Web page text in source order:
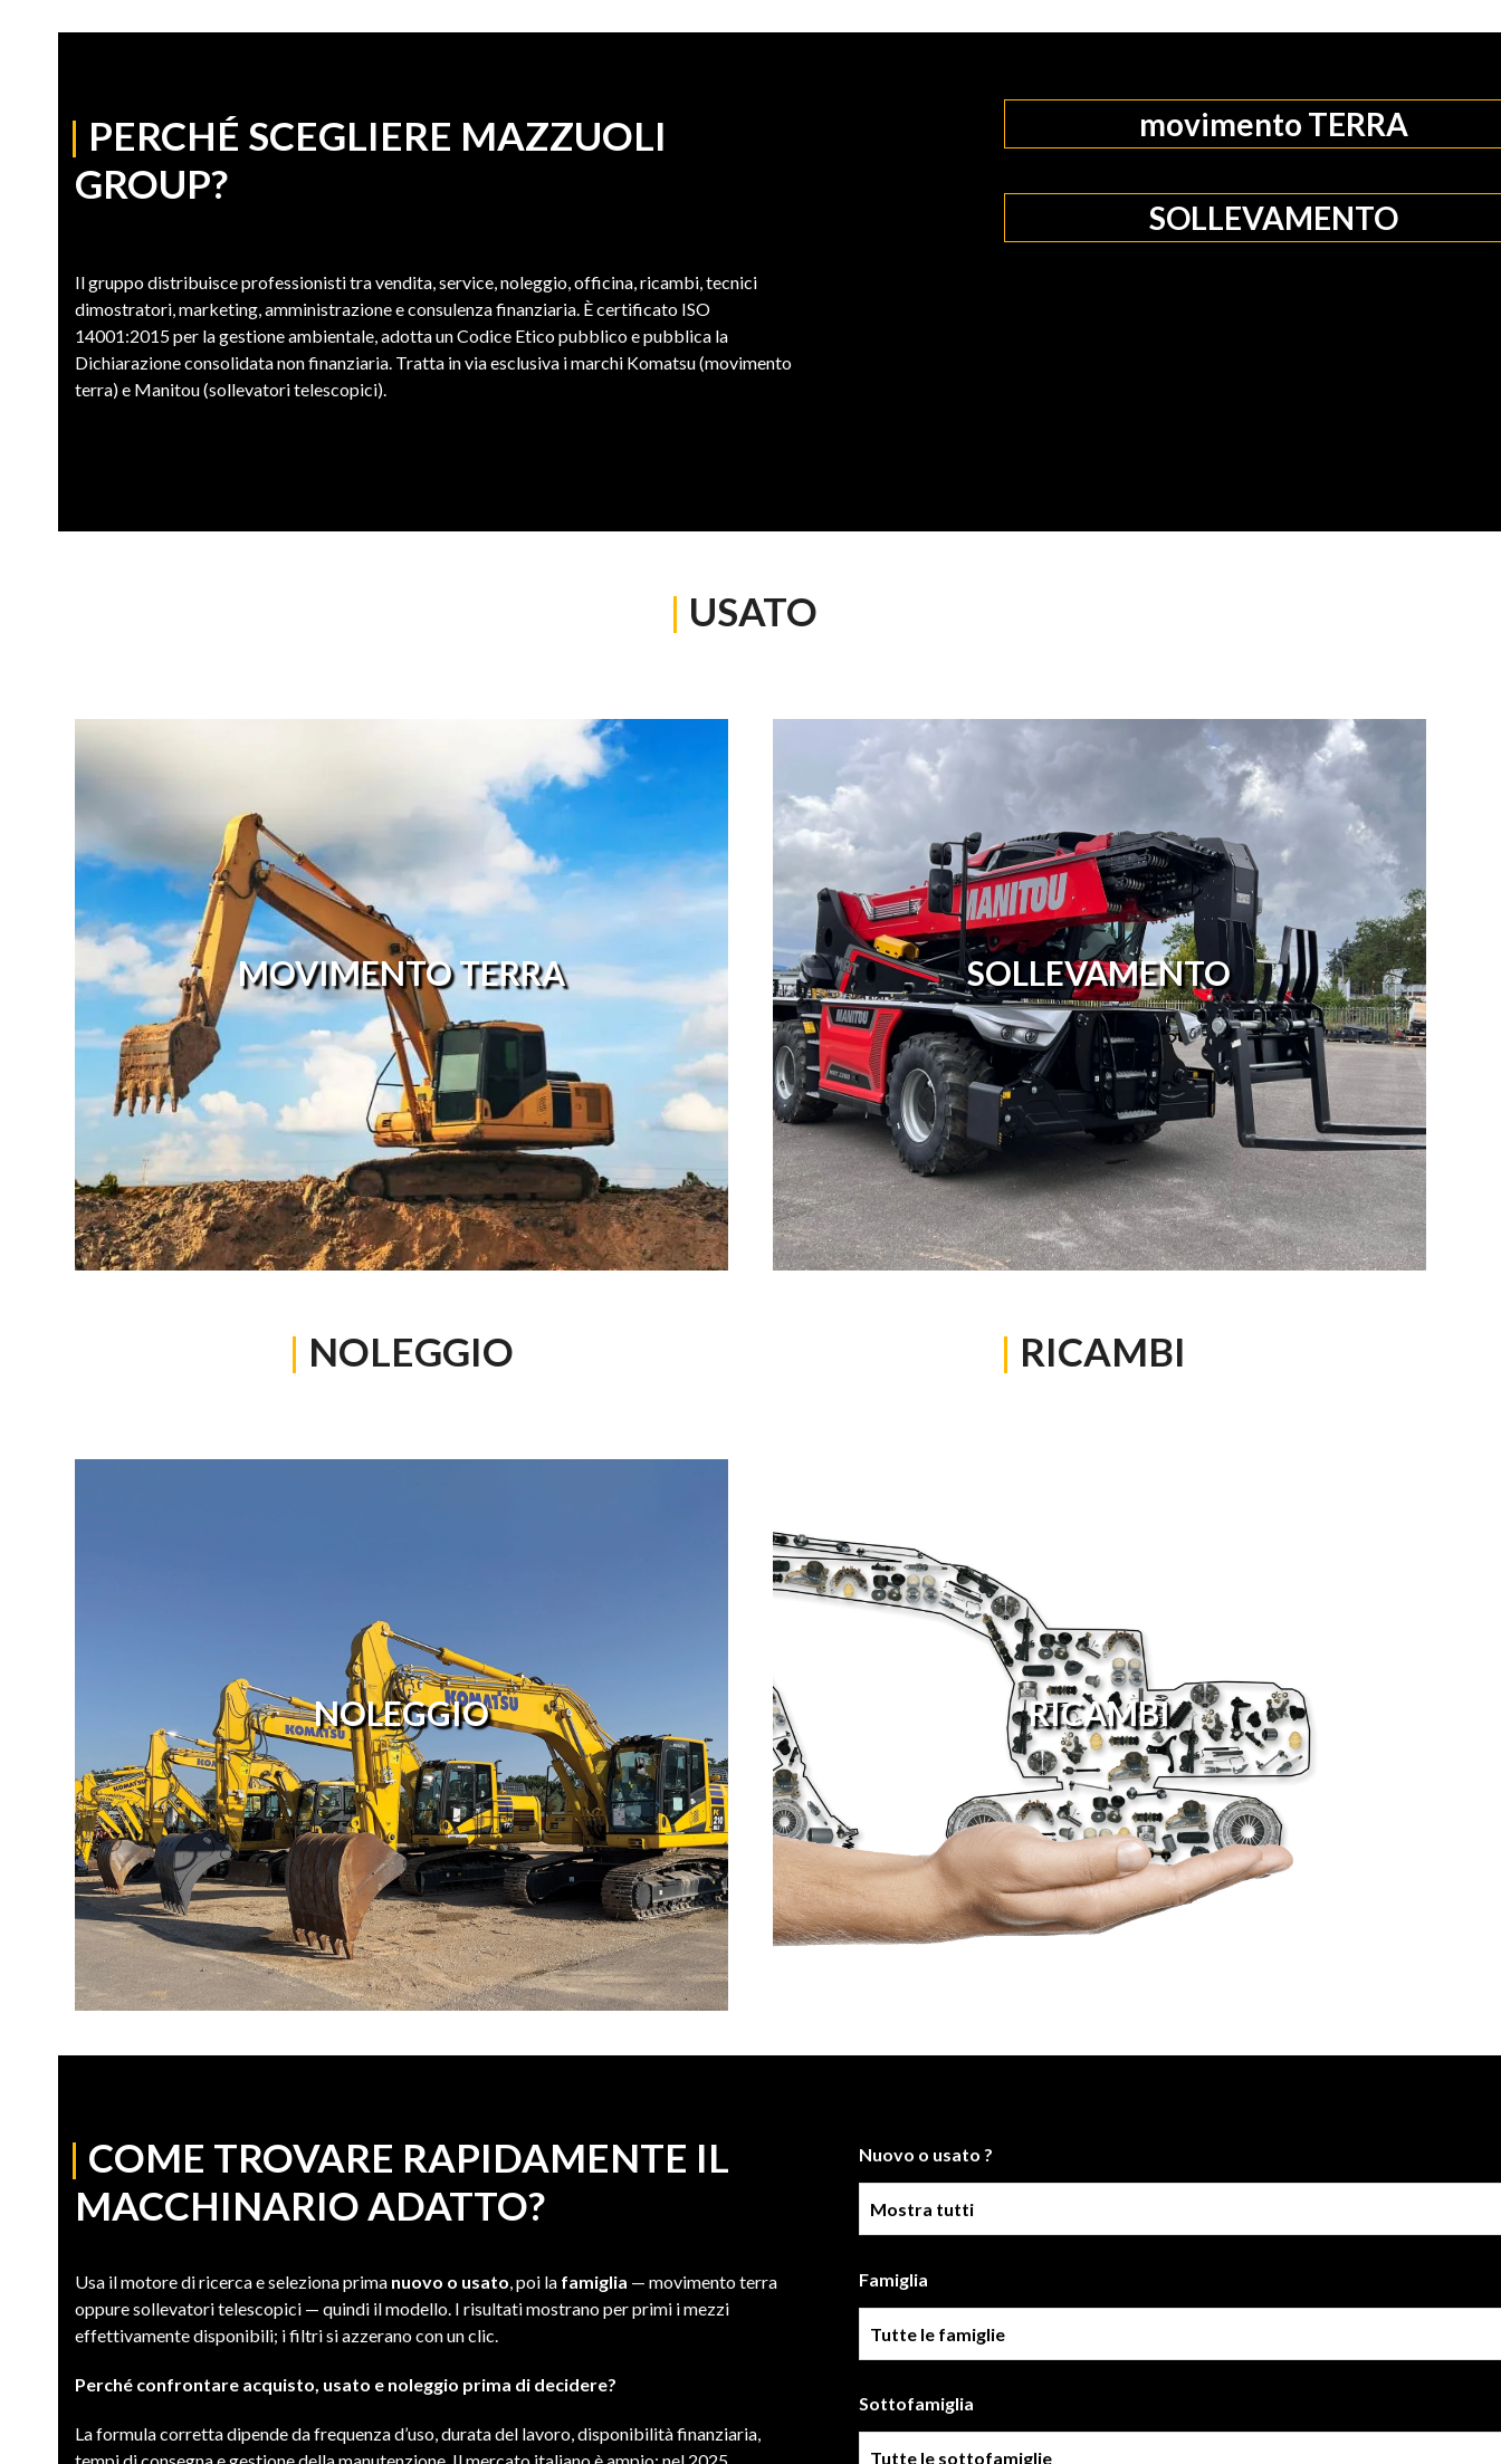
| PERCHÉ SCEGLIERE MAZZUOLI
GROUP?
Il gruppo distribuisce professionisti tra vendita, service, noleggio, officina, ricambi, tecnici
dimostratori, marketing, amministrazione e consulenza finanziaria. È certificato ISO
14001:2015 per la gestione ambientale, adotta un Codice Etico pubblico e pubblica la
Dichiarazione consolidata non finanziaria. Tratta in via esclusiva i marchi Komatsu (movimento
terra) e Manitou (sollevatori telescopici).
movimento TERRA
SOLLEVAMENTO
| USATO
MOVIMENTO TERRA SOLLEVAMENTO
| NOLEGGIO | RICAMBI
NOLEGGIO RICAMBI
| COME TROVARE RAPIDAMENTE IL
MACCHINARIO ADATTO?
Usa il motore di ricerca e seleziona prima nuovo o usato, poi la famiglia — movimento terra
oppure sollevatori telescopici — quindi il modello. I risultati mostrano per primi i mezzi
effettivamente disponibili; i filtri si azzerano con un clic.
Perché confrontare acquisto, usato e noleggio prima di decidere?
La formula corretta dipende da frequenza d’uso, durata del lavoro, disponibilità finanziaria,
Nuovo o usato ?
Famiglia
Sottofamiglia